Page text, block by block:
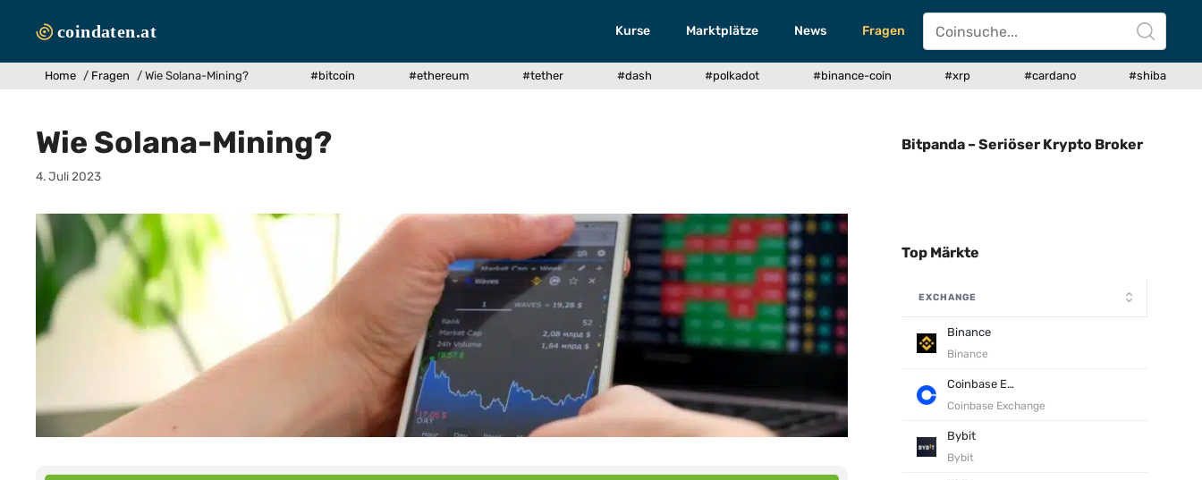
Inhalt
Kurse Marktplätze News Fragen
Home / Fragen / Wie Solana-Mining? #bitcoin #ethereum #tether #dash #polkadot #binance-coin #xrp #cardano #shiba
Wie Solana-Mining?
4. Juli 2023
Bitpanda – Seriöser Krypto Broker
Top Märkte
EXCHANGE
Binance
Binance
Coinbase Exchange
Coinbase Exchange
Bybit
Bybit